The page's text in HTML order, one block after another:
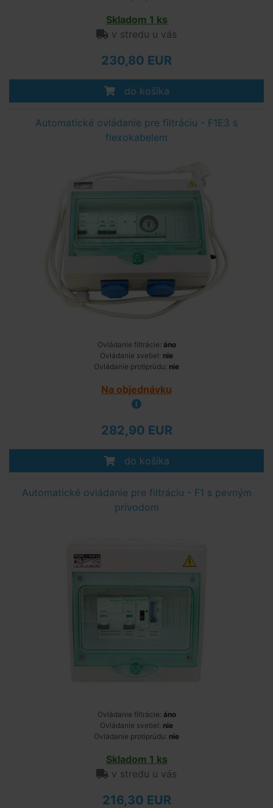
Skladom 1 ks
v stredu u vás
230,80 EUR
do košíka
Automatické ovládanie pre filtráciu - F1E3 s
flexokabelem
Ovládanie filtrácie: áno
Ovládanie svetiel: nie
Ovládanie protiprúdu: nie
Na objednávku
282,90 EUR
do košíka
Automatické ovládanie pre filtráciu - F1 s pevným
prívodom
Ovládanie filtrácie: áno
Ovládanie svetiel: nie
Ovládanie protiprúdu: nie
Skladom 1 ks
v stredu u vás
216,30 EUR